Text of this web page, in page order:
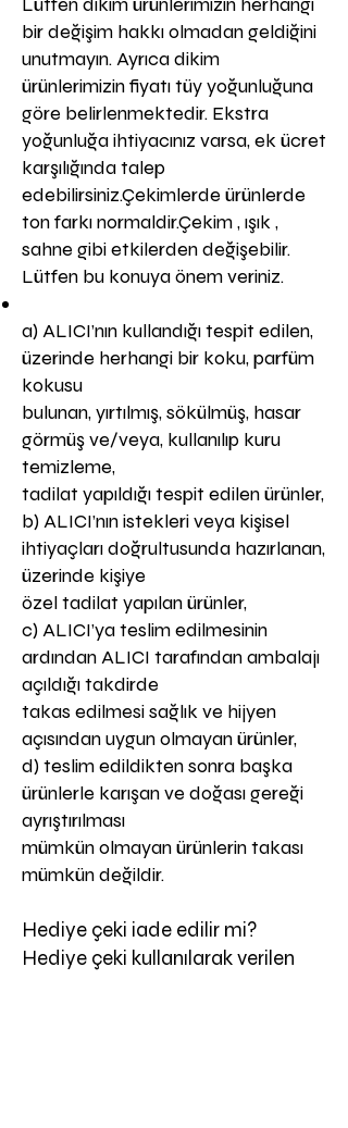
bir değişim hakkı olmadan geldiğini
unutmayın. Ayrıca dikim
ürünlerimizin fiyatı tüy yoğunluğuna
göre belirlenmektedir. Ekstra
yoğunluğa ihtiyacınız varsa, ek ücret
karşılığında talep
edebilirsiniz.Çekimlerde ürünlerde
ton farkı normaldir.Çekim , ışık ,
sahne gibi etkilerden değişebilir.
Lütfen bu konuya önem veriniz.
a) ALICI’nın kullandığı tespit edilen,
üzerinde herhangi bir koku, parfüm
kokusu
bulunan, yırtılmış, sökülmüş, hasar
görmüş ve/veya, kullanılıp kuru
temizleme,
tadilat yapıldığı tespit edilen ürünler,
b) ALICI’nın istekleri veya kişisel
ihtiyaçları doğrultusunda hazırlanan,
üzerinde kişiye
özel tadilat yapılan ürünler,
c) ALICI’ya teslim edilmesinin
ardından ALICI tarafından ambalajı
açıldığı takdirde
takas edilmesi sağlık ve hijyen
açısından uygun olmayan ürünler,
d) teslim edildikten sonra başka
ürünlerle karışan ve doğası gereği
ayrıştırılması
mümkün olmayan ürünlerin takası
mümkün değildir.
Hediye çeki iade edilir mi?
Hediye çeki kullanılarak verilen